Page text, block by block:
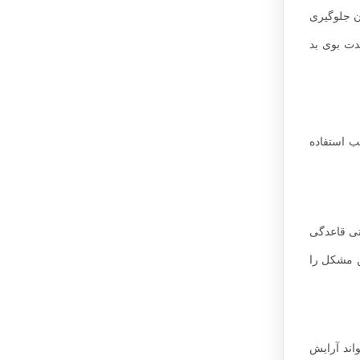
جلوگیری
بوی بد
استفاده
قاعدگی
مشکل را
آرایش